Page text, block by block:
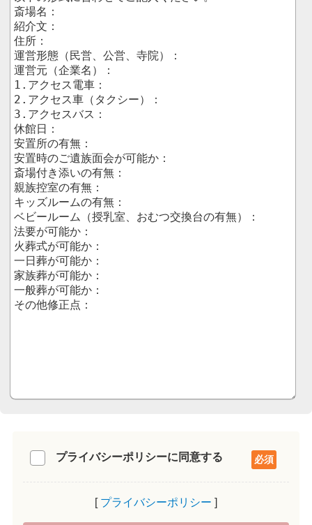
プライバシーポリシーに同意する
プライバシーポリシー